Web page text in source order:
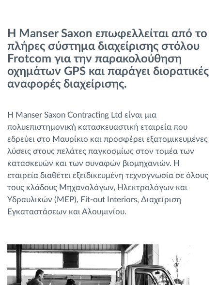
Πώς να λύσουμε τις ανάγκες των
δραστηριοτήτων του στόλου
Υπολογιστής εξοικονόμησης
Η Manser Saxon επωφελλείται από το
πλήρες σύστημα διαχείρισης στόλου
Frotcom για την παρακολούθηση
οχημάτων GPS και παράγει διορατικές
αναφορές διαχείρισης.
Η Manser Saxon Contracting Ltd είναι μια
πολυεπιστημονική κατασκευαστική εταιρεία που
εδρεύει στο Μαυρίκιο και προσφέρει εξατομικευμένες
λύσεις στους πελάτες παγκοσμίως στον τομέα των
κατασκευών και των συναφών βιομηχανιών. Η
εταιρεία διαθέτει εξειδικευμένη τεχνογνωσία σε όλους
τους κλάδους Μηχανολόγων, Ηλεκτρολόγων και
Υδραυλικών (MEP), Fit-out Interiors, Διαχείριση
Εγκαταστάσεων και Αλουμινίου.